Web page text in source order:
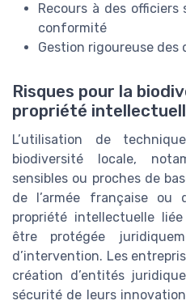
Recours à des
conformité
Gestion rigoureuse des
Risques pour la
propriété
L’utilisation de
biodiversité locale,
sensibles ou proches de
de l’armée française ou
propriété intellectuelle
être protégée
d’intervention. Les
création d’entités
sécurité de leurs